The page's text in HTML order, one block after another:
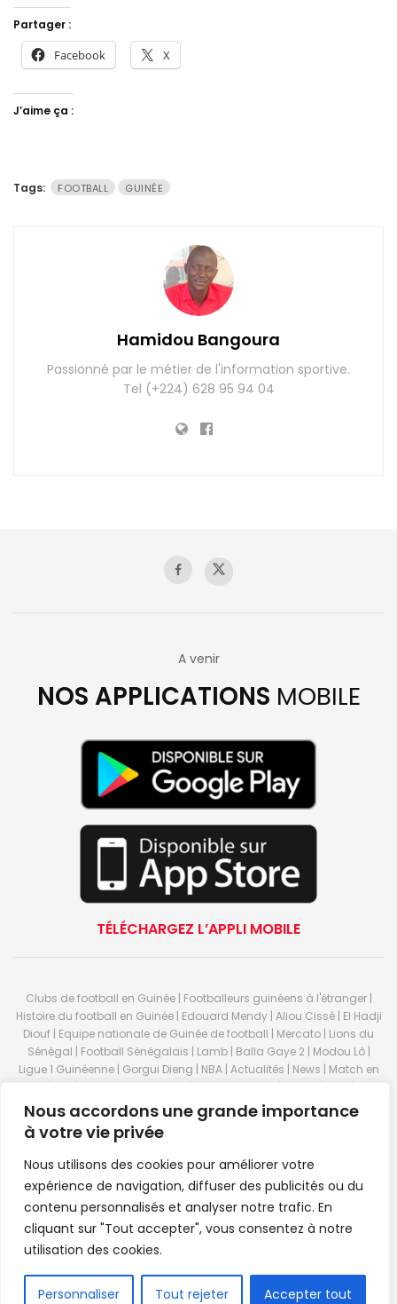
Nous accordons une grande importance
à votre vie privée
Nous utilisons des cookies pour améliorer votre
expérience de navigation, diffuser des publicités ou du
contenu personnalisés et analyser notre trafic. En
cliquant sur "Tout accepter", vous consentez à notre
utilisation des cookies.
Personnaliser Tout rejeter Accepter tout
Partager :
Facebook X
J’aime ça :
Tags: FOOTBALL GUINÉE
Hamidou Bangoura
Passionné par le métier de l'information sportive.
Tel (+224) 628 95 94 04
A venir
NOS APPLICATIONS MOBILE
TÉLÉCHARGEZ L’APPLI MOBILE
Clubs de football en Guinée | Footballeurs guinéens à l'étranger |
Histoire du football en Guinée | Edouard Mendy | Aliou Cissé | El Hadji
Diouf | Equipe nationale de Guinée de football | Mercato | Lions du
Sénégal | Football Sénégalais | Lamb | Balla Gaye 2 | Modou Lô |
Ligue 1 Guinéenne | Gorgui Dieng | NBA | Actualités | News | Match en
direct | But | Actualité au Guinée | Premier League | Ligue 1 | Liga | Serie
A | LSFP | Conakry | Guinée | Sport Guineen | Basket Guineens | Foot
Guineen | Handball Guinee | Match Guinee | Championnat Guinée |
Stade du 28 septembre | Coupe d'Afrique des nations de football |
Equipe de Guinee| Equipe national de Guinée | Senegal Equipe |
Guinée | Le Senegal | Dakar | Coupe de Guinée | Stade du 28
septembre | Foot Club | Sport Guinee | Sport Senegal | Paris Foot |
Sport en direct | Boxe | Sénégal Dakar | La Guinée | Live Sport | RTG |
Guinee en direct | Foot en direct | Foot direct | Eurosports | Football
direct | Vidéo | Télécharger Africasport | Clubs de football guinéens |
magazine theme byConfordev.
FR